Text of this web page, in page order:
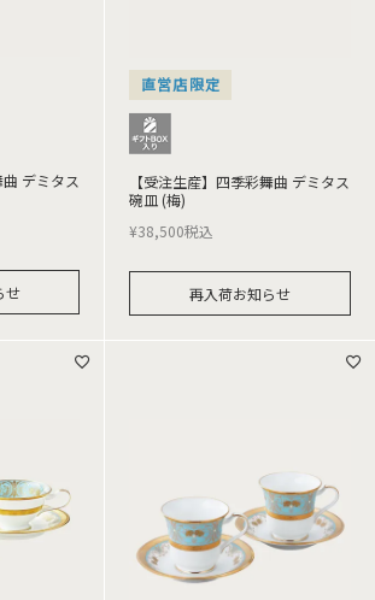
曲 デミタス
せ
直営店限定
【受注生産】四季彩舞曲 デミタス
碗皿 (梅)
¥38,500税込
再入荷お知らせ